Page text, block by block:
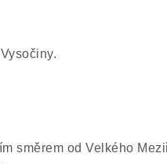
směrem od Velkého